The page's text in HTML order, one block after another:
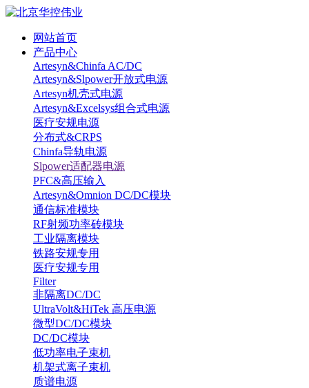
网站首页
产品中心
Artesyn&Chinfa AC/DC
Artesyn&Slpower开放式电源
Artesyn机壳式电源
Artesyn&Excelsys组合式电源
医疗安规电源
分布式&CRPS
Chinfa导轨电源
Slpower适配器电源
PFC&高压输入
Artesyn&Omnion DC/DC模块
通信标准模块
RF射频功率砖模块
工业隔离模块
铁路安规专用
医疗安规专用
Filter
非隔离DC/DC
UltraVolt&HiTek 高压电源
微型DC/DC模块
DC/DC模块
低功率电子束机
机架式离子束机
质谱电源